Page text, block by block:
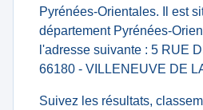
Pyrénées-Orientales. Il est
département Pyrénées-
l'adresse suivante : 5 RUE
66180 - VILLENEUVE DE
Suivez les résultats,